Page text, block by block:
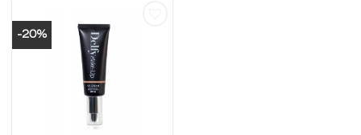
-20%
სურვილების
დამატება